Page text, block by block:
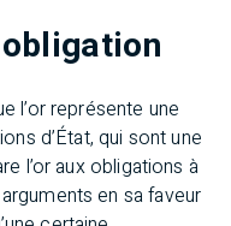
obligation
l’or représente une
d’État, qui sont une
l’or aux obligations à
en sa faveur